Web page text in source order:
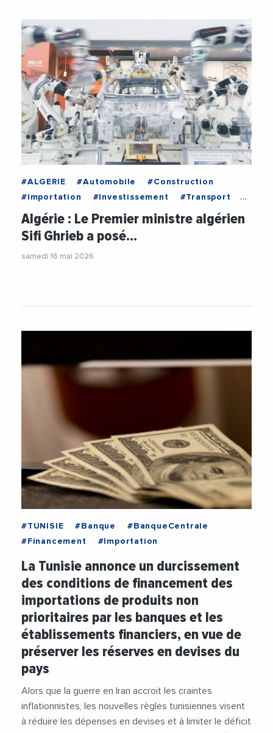
#ALGERIE #Automobile
#Construction
#Importation
#Investissement
#Transport
#Usine
Algérie : Le Premier ministre algérien
Sifi Ghrieb a posé…
samedi 16 mai 2026
#TUNISIE #Banque
#BanqueCentrale
#Financement
#Importation
La Tunisie annonce un durcissement
des conditions de financement des
importations de produits non
prioritaires par les banques et les
établissements financiers, en vue de
préserver les réserves en devises du
pays
Alors que la guerre en Iran accroit les craintes
inflationnistes, les nouvelles règles tunisiennes visent
à réduire les dépenses en devises et à limiter le déficit